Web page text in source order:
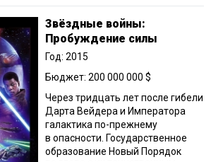
Звёздные войны:
Пробуждение силы
Год: 2015
Бюджет: 200 000 000 $
Через тридцать лет после гибели
Дарта Вейдера и Императора
галактика по-прежнему
в опасности. Государственное
образование Новый Порядок